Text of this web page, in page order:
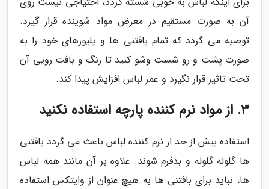
آن به صورت مستقیم در معرض مواد شوینده قرار گیرد.
توصیه می گردد که تمام بافتنی ها و پلیورهای خود را به
صورت پشت و رو شست وشو کنید تا رنگ و بافت رویی آن
تحت تاثیر قرار نگیرد و عمر لباس افزایش پیدا کند.
3. از مواد نرم کننده پارچه استفاده نکنید
استفاده بیش از حد از نرم کننده لباس باعث می گردد بافتنی
ها گلوله گلوله و بدفرم شوند. علاوه بر آن مانند همه لباس
ها، نباید برای بافتنی ها به هیچ عنوان از وایتکس استفاده